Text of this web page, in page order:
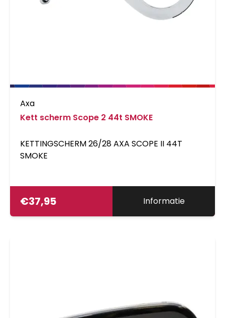
Axa
Kett scherm Scope 2 44t SMOKE
KETTINGSCHERM 26/28 AXA SCOPE II 44T
SMOKE
€37,95 Informatie